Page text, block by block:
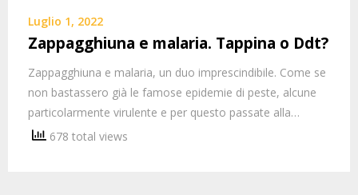
Luglio 1, 2022
Zappagghiuna e malaria. Tappina o Ddt?
Zappagghiuna e malaria, un duo imprescindibile. Come se
non bastassero già le famose epidemie di peste, alcune
particolarmente virulente e per questo passate alla…
678 total views